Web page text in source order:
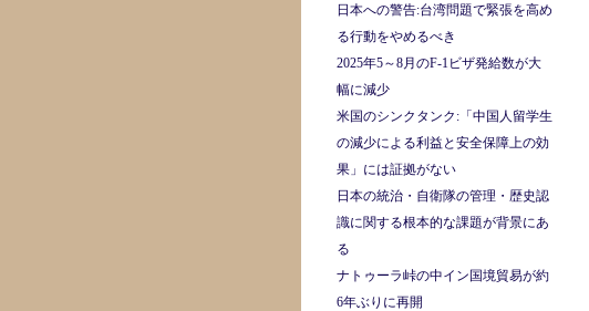
日本への警告:台湾問題で緊張を高め
る行動をやめるべき
2025年5～8月のF-1ビザ発給数が大
幅に減少
米国のシンクタンク:「中国人留学生
の減少による利益と安全保障上の効
果」には証拠がない
日本の統治・自衛隊の管理・歴史認
識に関する根本的な課題が背景にあ
る
ナトゥーラ峠の中イン国境貿易が約
6年ぶりに再開